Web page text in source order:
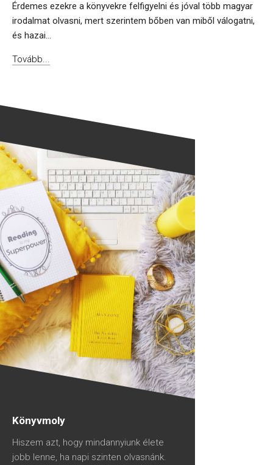
Érdemes ezekre a könyvekre felfigyelni és jóval több magyar
irodalmat olvasni, mert szerintem bőben van miből válogatni,
és hazai...
Tovább...
Könyvmoly
Hiszem azt, hogy mindannyiunk élete
jobb lenne, ha napi szinten olvasnánk.